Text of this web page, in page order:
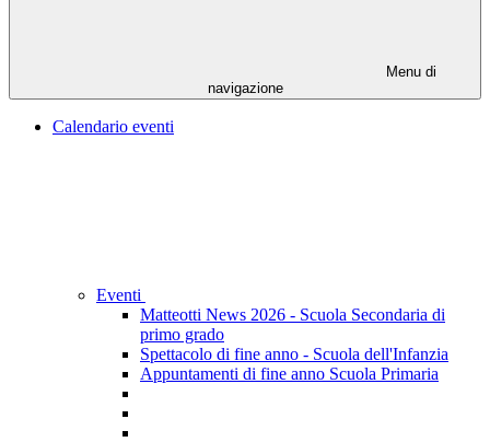
Menu di
navigazione
Calendario eventi
Eventi
Matteotti News 2026 - Scuola Secondaria di
primo grado
Spettacolo di fine anno - Scuola dell'Infanzia
Appuntamenti di fine anno Scuola Primaria